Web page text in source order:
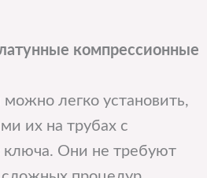
компрессионные
легко установить,
их на трубах с
ключа. Они не требуют